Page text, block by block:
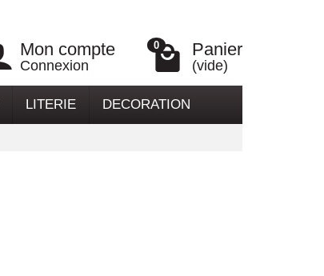
Mon compte
Connexion
0 Panier
(vide)
LITERIE DECORATION